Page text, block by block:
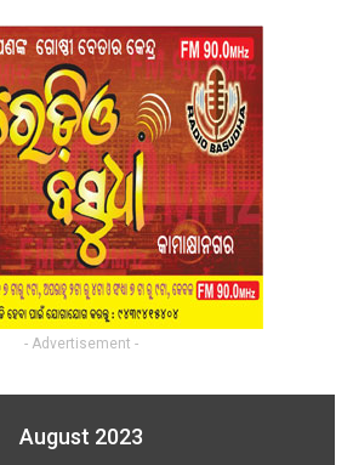
- Advertisement -
August 2023